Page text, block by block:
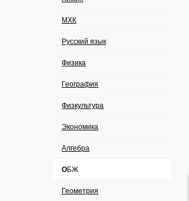
МХК
Русский язык
Физика
География
Физкультура
Экономика
Алгебра
ОБЖ
Геометрия